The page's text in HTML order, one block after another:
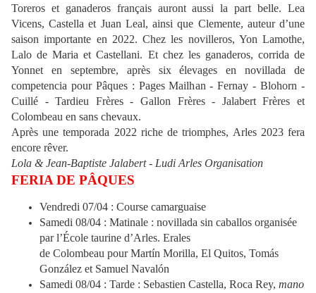
Toreros et ganaderos français auront aussi la part belle. Lea
Vicens, Castella et Juan Leal, ainsi que Clemente, auteur d’une
saison importante en 2022. Chez les novilleros, Yon Lamothe,
Lalo de Maria et Castellani. Et chez les ganaderos, corrida de
Yonnet en septembre, après six élevages en novillada de
competencia pour Pâques : Pages Mailhan - Fernay - Blohorn -
Cuillé - Tardieu Frères - Gallon Frères - Jalabert Frères et
Colombeau en sans chevaux.
Après une temporada 2022 riche de triomphes, Arles 2023 fera
encore rêver.
Lola & Jean-Baptiste Jalabert - Ludi Arles Organisation
FERIA DE PÂQUES
Vendredi 07/04 : Course camarguaise
Samedi 08/04 : Matinale : novillada sin caballos organisée
par l’École taurine d’Arles. Erales
de Colombeau pour Martín Morilla, El Quitos, Tomás
González et Samuel Navalón
Samedi 08/04 : Tarde : Sebastien Castella, Roca Rey, mano